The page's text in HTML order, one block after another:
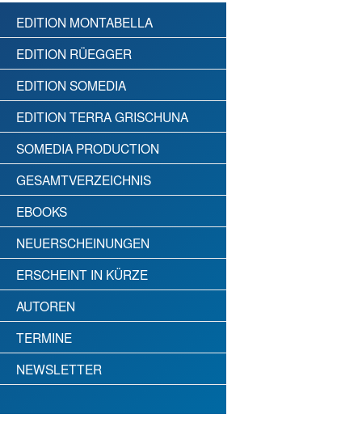
EDITION MONTABELLA
EDITION RÜEGGER
EDITION SOMEDIA
EDITION TERRA GRISCHUNA
SOMEDIA PRODUCTION
GESAMTVERZEICHNIS
EBOOKS
NEUERSCHEINUNGEN
ERSCHEINT IN KÜRZE
AUTOREN
TERMINE
NEWSLETTER